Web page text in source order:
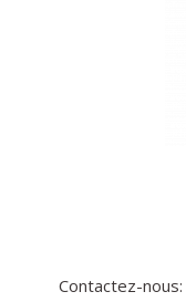
Contactez-nous: